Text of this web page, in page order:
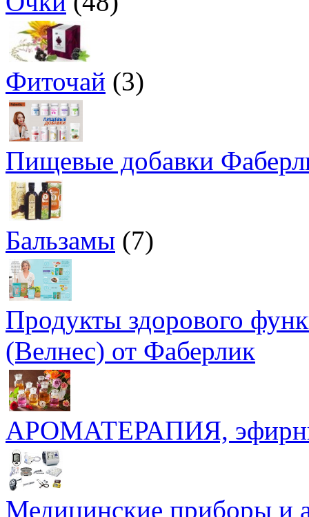
Фиточай (3)
Пищевые добавки
Бальзамы (7)
Продукты здорового
(Велнес) от Фаберлик
АРОМАТЕРАПИЯ,
Медицинские приборы и